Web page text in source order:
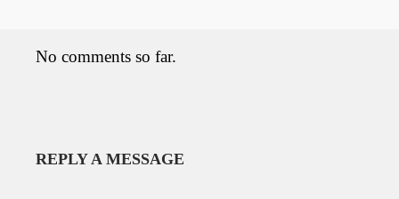
No comments so far.
REPLY A MESSAGE